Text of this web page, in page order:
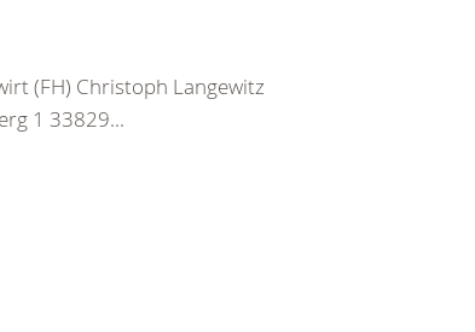
(FH) Christoph Langewitz
1 33829...